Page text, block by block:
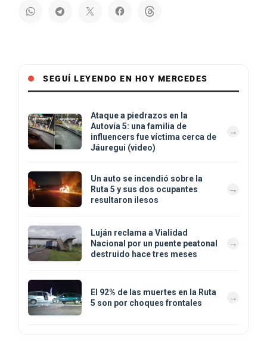
SEGUÍ LEYENDO EN HOY MERCEDES
Ataque a piedrazos en la
Autovía 5: una familia de
influencers fue víctima cerca de
Jáuregui (video)
Un auto se incendió sobre la
Ruta 5 y sus dos ocupantes
resultaron ilesos
Luján reclama a Vialidad
Nacional por un puente peatonal
destruido hace tres meses
El 92% de las muertes en la Ruta
5 son por choques frontales